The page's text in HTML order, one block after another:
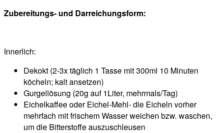
Zubereitungs- und Darreichungsform:
Innerlich:
Dekokt (2-3x täglich 1 Tasse mit 300ml 10 Minuten
köcheln; kalt ansetzen)
Gurgellösung (20g auf 1Liter, mehrmals/Tag)
Eichelkaffee oder Eichel-Mehl- die Eicheln vorher
mehrfach mit frischem Wasser weichen bzw. waschen,
um die Bitterstoffe auszuschleusen